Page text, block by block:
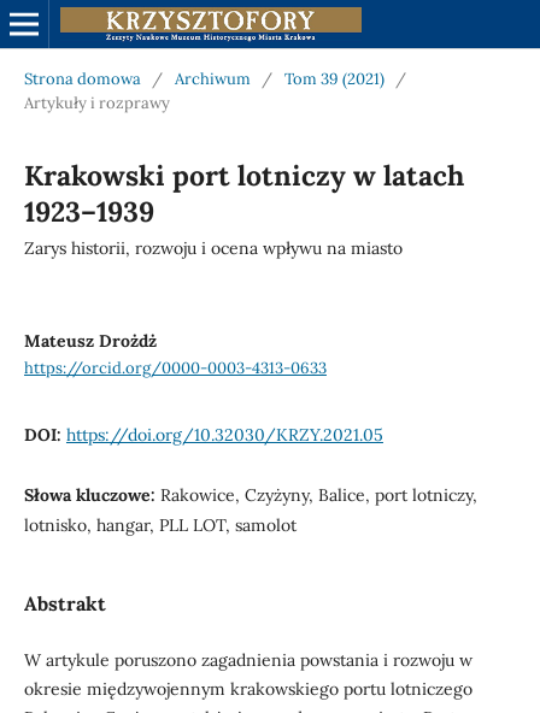
Strona domowa / Archiwum / Tom 39 (2021)
/
Artykuły i rozprawy
Krakowski port lotniczy w latach
1923–1939
Zarys historii, rozwoju i ocena wpływu na miasto
Mateusz Drożdż
https://orcid.org/0000-0003-4313-0633
DOI: https://doi.org/10.32030/KRZY.2021.05
Słowa kluczowe: Rakowice, Czyżyny, Balice, port lotniczy,
lotnisko, hangar, PLL LOT, samolot
Abstrakt
W artykule poruszono zagadnienia powstania i rozwoju w
okresie międzywojennym krakowskiego portu lotniczego